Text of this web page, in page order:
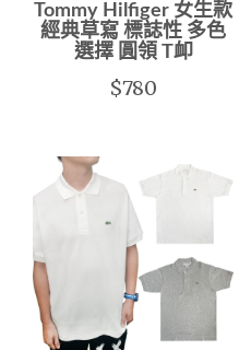
Tommy Hilfiger 女生款
經典草寫 標誌性 多色
選擇 圓領 T卹
$780